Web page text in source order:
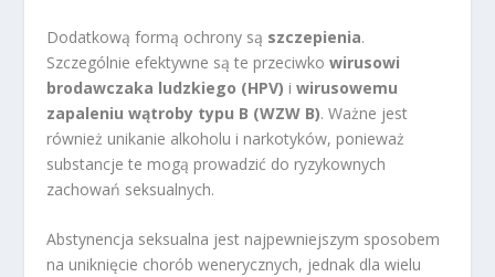
Dodatkową formą ochrony są szczepienia.
Szczególnie efektywne są te przeciwkowirusowi
brodawczaka ludzkiego (HPV) iwirusowemu
zapaleniu wątroby typu B (WZW B). Ważne jest
również unikanie alkoholu i narkotyków, ponieważ
substancje te mogą prowadzić do ryzykownych
zachowań seksualnych.
Abstynencja seksualna jest najpewniejszym sposobem
na uniknięcie chorób wenerycznych, jednak dla wielu